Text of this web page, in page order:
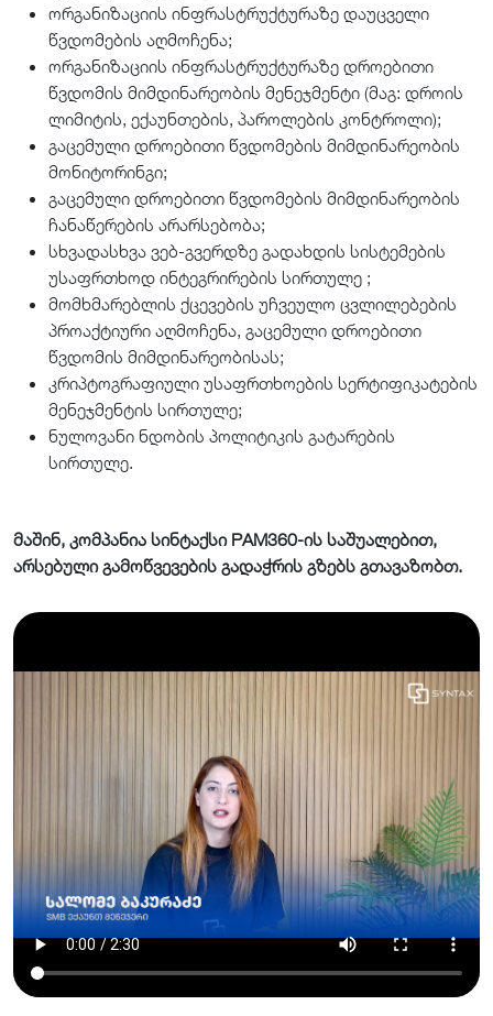
ორგანიზაციის ინფრასტრუქტურაზე დაუცველი
წვდომების აღმოჩენა;
ორგანიზაციის ინფრასტრუქტურაზე დროებითი
წვდომის მიმდინარეობის მენეჯმენტი (მაგ: დროის
ლიმიტის, ექაუნთების, პაროლების კონტროლი);
გაცემული დროებითი წვდომების მიმდინარეობის
მონიტორინგი;
გაცემული დროებითი წვდომების მიმდინარეობის
ჩანაწერების არარსებობა;
სხვადასხვა ვებ-გვერდზე გადახდის სისტემების
უსაფრთხოდ ინტეგრირების სირთულე ;
მომხმარებლის ქცევების უჩვეულო ცვლილებების
პროაქტიური აღმოჩენა, გაცემული დროებითი
წვდომის მიმდინარეობისას;
კრიპტოგრაფიული უსაფრთხოების სერტიფიკატების
მენეჯმენტის სირთულე;
ნულოვანი ნდობის პოლიტიკის გატარების
სირთულე.
მაშინ, კომპანია სინტაქსი PAM360-ის საშუალებით,
არსებული გამოწვევების გადაჭრის გზებს გთავაზობთ.